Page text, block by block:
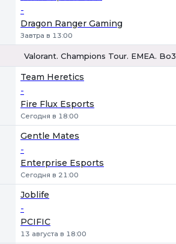
-
Dragon Ranger Gaming
Завтра в 13:00
Valorant. Champions Tour. EMEA. Bo3
Team Heretics
-
Fire Flux Esports
Сегодня в 18:00
Gentle Mates
-
Enterprise Esports
Сегодня в 21:00
Joblife
-
PCIFIC
13 августа в 18:00